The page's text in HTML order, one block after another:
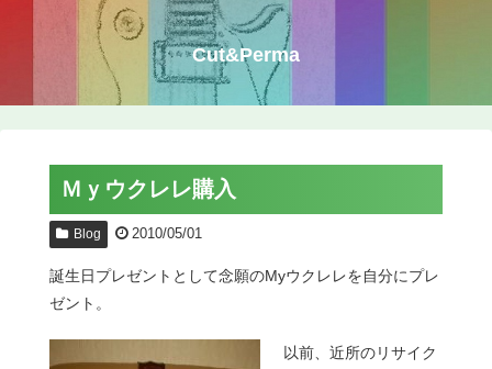
Cut&Perma
Ｍｙウクレレ購入
Blog 2010/05/01
誕生日プレゼントとして念願のMyウクレレを自分にプレ
ゼント。
以前、近所のリサイク